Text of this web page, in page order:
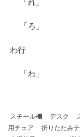
「れ」
「ろ」
わ行
「わ」
スチール棚 デスク
用チェア
折りたたみ